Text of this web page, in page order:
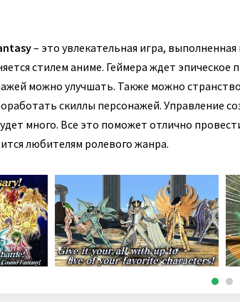
– это увлекательная игра,
стилем аниме. Геймера ждет
можно улучшать. Также можно
скиллы персонажей. Управление
много. Все это поможет отлично
любителям ролевого жанра.